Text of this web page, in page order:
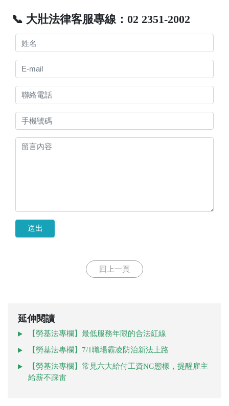
📞 大壯法律客服專線：02 2351-2002
送出
回上一頁
延伸閱讀
【勞基法專欄】最低服務年限的合法紅線
【勞基法專欄】7/1職場霸凌防治新法上路
【勞基法專欄】常見六大給付工資NG態樣，提醒雇主
給薪不踩雷